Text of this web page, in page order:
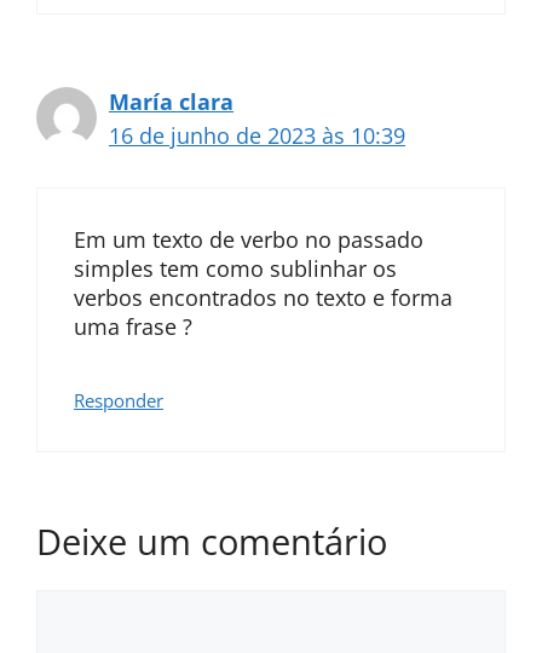
María clara
16 de junho de 2023 às 10:39
Em um texto de verbo no passado
simples tem como sublinhar os
verbos encontrados no texto e forma
uma frase ?
Responder
Deixe um comentário